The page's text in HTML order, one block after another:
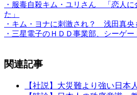
・服毒自殺キム・ユリさん 「恋人に
た」
・キム・ヨナに刺激され？ 浅田真央
・三星電子のＨＤＤ事業部、シーゲ
関連記事
【社説】大災難より強い日本人